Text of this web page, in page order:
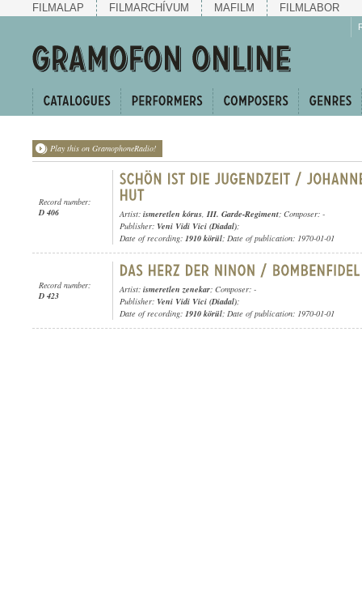
FILMALAP FILMARCHÍVUM MAFILM FILMLABOR
Play this on GramophoneRadio!
Record number:
D 406
Artist: ismeretlen kórus, III. Garde-Regiment; Composer: -
Publisher: Veni Vidi Vici (Diadal);
Date of recording: 1910 körül; Date of publication: 1970-01-01
Record number:
D 423
Artist: ismeretlen zenekar; Composer: -
Publisher: Veni Vidi Vici (Diadal);
Date of recording: 1910 körül; Date of publication: 1970-01-01